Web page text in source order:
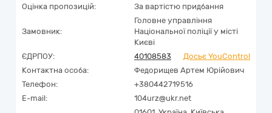
Оцінка пропозицій:
За вартістю придбання
Замовник:
Головне управління
Національної поліції у місті
Києві
ЄДРПОУ:
40108583
Досьє YouControl
Контактна особа:
Федорищев Артем Юрійович
Телефон:
+380442719516
E-mail:
104urz@ukr.net